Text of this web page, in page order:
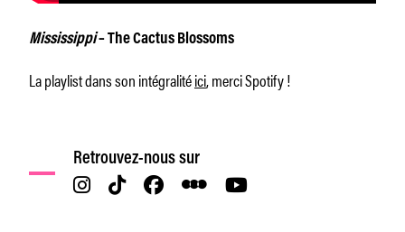
Mississippi– The Cactus Blossoms
La playlist dans son intégralitéici, merci Spotify !
Retrouvez-nous sur